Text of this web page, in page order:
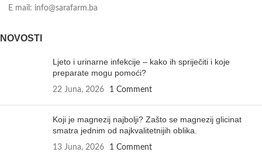
E mail: info@sarafarm.ba
NOVOSTI
Ljeto i urinarne infekcije – kako ih spriječiti i koje
preparate mogu pomoći?
22 Juna, 2026 1 Comment
Koji je magnezij najbolji? Zašto se magnezij glicinat
smatra jednim od najkvalitetnijih oblika.
13 Juna, 2026 1 Comment